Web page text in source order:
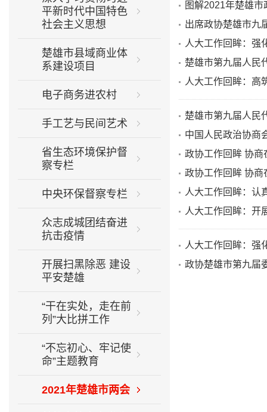
平新时代中国特色
社会主义思想
楚雄市县域商业体
系建设项目
电子商务进农村
手工艺与民间艺术
省生态环境保护督
察专栏
中央环保督察专栏
众志成城团结奋进
抗击疫情
开展扫黑除恶 建设
平安楚雄
“干在实处，走在前
列”大比拼工作
“不忘初心、牢记使
命”主题教育
2021年楚雄市两会
图解2021年楚雄市
出席政协楚雄市九
人大工作回眸：强
楚雄市第九届人民
人大工作回眸：高
楚雄市第九届人民
中国人民政治协商
政协工作回眸 协
政协工作回眸 协商
人大工作回眸：认
人大工作回眸：开
人大工作回眸：强
政协楚雄市第九届
×
×